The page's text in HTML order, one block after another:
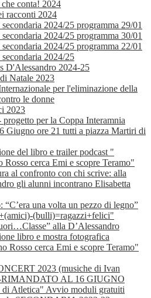
conta! 2024
racconti 2024
2024/25 programma 29/01
2024/25 programma 30/01
2024/25 programma 22/01
2024/25
D'Alessandro 2024-25
Natale 2023
per l'eliminazione della
le donne
2023
progetto per la Coppa Interamnia
Giugno ore 21 tutti a piazza Martiri di
del libro e trailer podcast "
Rosso cerca Emi e scopre Teramo"
al confronto con chi scrive: alla
gli alunni incontrano Elisabetta
“C’era una volta un pezzo di legno”
(bulli)=ragazzi+felici"
alla D’Alessandro
libro e mostra fotografica
Rosso cerca Emi e scopre Teramo"
2023 (musiche di Ivan
RIMANDATO AL 16 GIUGNO
di Atletica" Avvio moduli gratuiti